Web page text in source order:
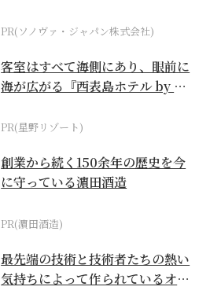
PR(ソノヴァ・ジャパン株式会社)
客室はすべて海側にあり、眼前に
海が広がる『西表島ホテル by 星
PR(星野リゾート)
創業から続く150余年の歴史を今
に守っている濵田酒造
PR(濵田酒造)
最先端の技術と技術者たちの熱い
気持ちによって作られているオー